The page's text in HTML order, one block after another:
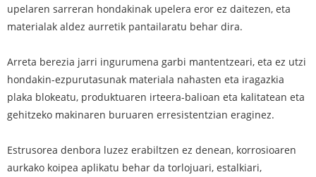
upelaren sarreran hondakinak upelera eror ez daitezen, eta
materialak aldez aurretik pantailaratu behar dira.
Arreta berezia jarri ingurumena garbi mantentzeari, eta ez utzi
hondakin-ezpurutasunak materiala nahasten eta iragazkia
plaka blokeatu, produktuaren irteera-balioan eta kalitatean eta
gehitzeko makinaren buruaren erresistentzian eraginez.
Estrusorea denbora luzez erabiltzen ez denean, korrosioaren
aurkako koipea aplikatu behar da torlojuari, estalkiari,